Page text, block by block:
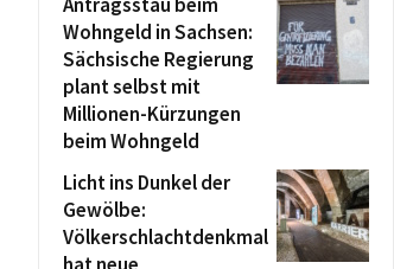
Wohngeld in Sachsen:
Sächsische Regierung
plant selbst mit
Millionen-Kürzungen
beim Wohngeld
Licht ins Dunkel der
Gewölbe:
Völkerschlachtdenkmal